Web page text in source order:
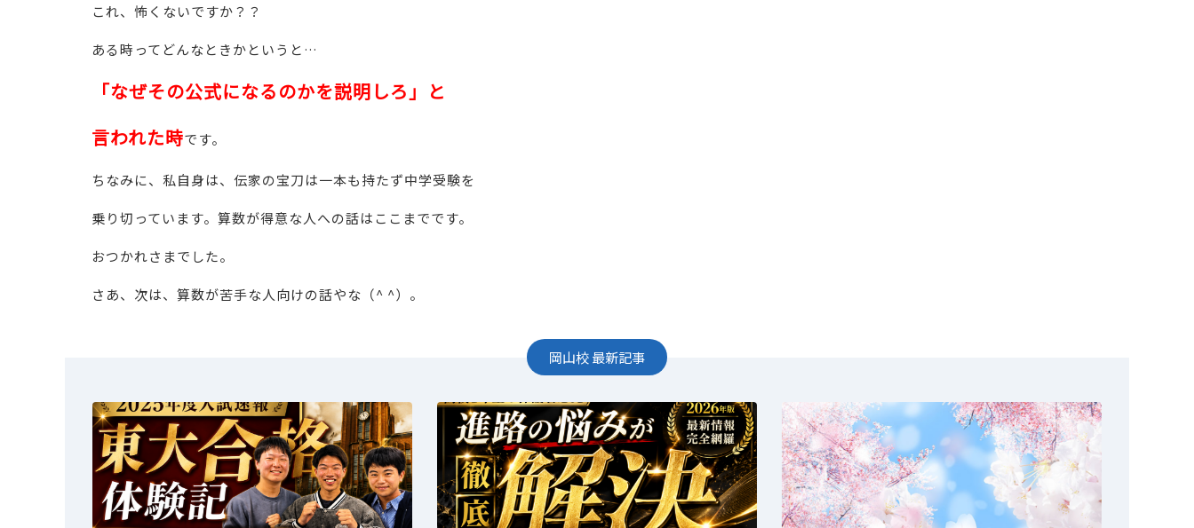
これ、怖くないですか？？
ある時ってどんなときかというと…
「なぜその公式になるのかを説明しろ」 と
言われた時です。
ちなみに、私自身は、伝家の宝刀は一本も持たず中学受験を
乗り切っています。算数が得意な人への話はここまでです。
おつかれさまでした。
さあ、次は、算数が苦手な人向けの話やな（^ ^）。
岡山校最新記事